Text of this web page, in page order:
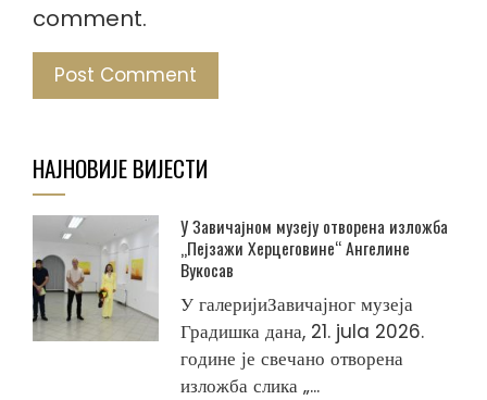
comment.
НАЈНОВИЈЕ ВИЈЕСТИ
У Завичајном музеју отворена изложба
„Пејзажи Херцеговине“ Ангелине
Вукосав
У галеријиЗавичајног музеја
Градишка дана, 21. jula 2026.
године је свечано отворена
изложба слика „...